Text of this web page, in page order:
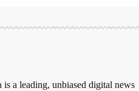
a leading, unbiased digital news